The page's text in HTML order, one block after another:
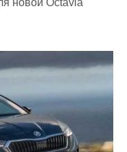
новой Octavia